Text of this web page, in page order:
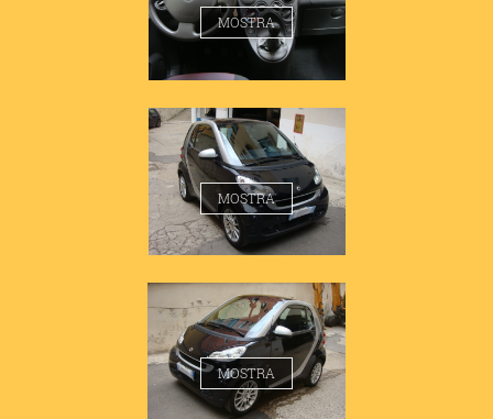
MOSTRA
SMART 451 PASSION
MOSTRA
SMART 451 PASSION
MOSTRA